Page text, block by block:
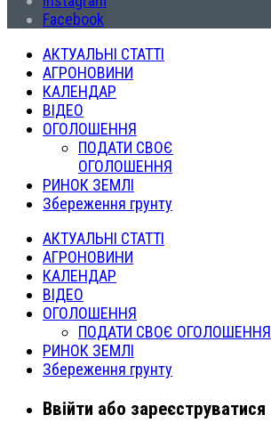
Facebook
АКТУАЛЬНІ СТАТТІ
АГРОНОВИНИ
КАЛЕНДАР
ВІДЕО
ОГОЛОШЕННЯ
ПОДАТИ СВОЄ
ОГОЛОШЕННЯ
РИНОК ЗЕМЛІ
Збереження грунту
АКТУАЛЬНІ СТАТТІ
АГРОНОВИНИ
КАЛЕНДАР
ВІДЕО
ОГОЛОШЕННЯ
ПОДАТИ СВОЄ ОГОЛОШЕННЯ
РИНОК ЗЕМЛІ
Збереження грунту
Ввійти або зареєструватися